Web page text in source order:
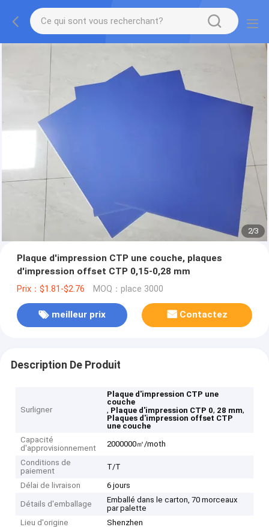
2/3
Plaque d'impression CTP une couche, plaques
d'impression offset CTP 0,15-0,28 mm
Prix：$1.81-$2.76 MOQ：place 3000
meilleur prix Contactez
Description De Produit
Surligner
Plaque d'impression CTP une
couche
, Plaque d'impression CTP 0, 28 mm,
Plaques d'impression offset CTP
une couche
Capacité
d'approvisionnement
2000000㎡/moth
Conditions de
paiement
T/T
Délai de livraison 6 jours
Détails d'emballage
Emballé dans le carton, 70 morceaux
par palette
Lieu d'origine
Shenzhen